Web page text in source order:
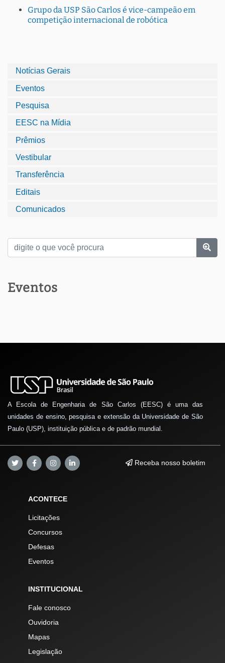
Grupo da USP São Carlos é vice-campeão em
competição internacional de robótica
Notícias Gerais
Eventos
Pesquisa
EESC na Mídia
Prêmios
Vestibular
Transferência
Editais
Comunicados
Eventos
A Escola de Engenharia de São Carlos (EESC) é uma das
unidades de ensino, pesquisa e extensão da Universidade de São
Paulo (USP), instituição pública e de padrão mundial.
Receba nosso boletim
ACONTECE
Licitações
Concursos
Defesas
Eventos
INSTITUCIONAL
Fale conosco
Ouvidoria
Mapas
Legislação